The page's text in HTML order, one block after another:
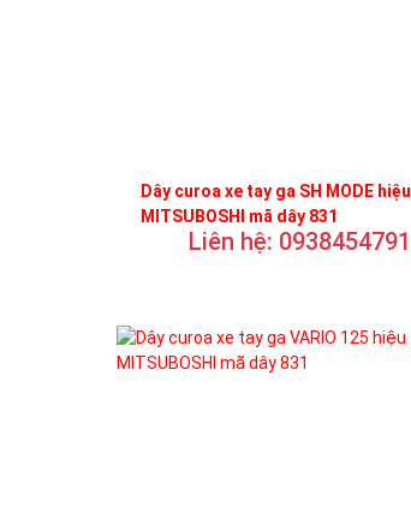
Dây curoa xe tay ga SH MODE hiệu
MITSUBOSHI mã dây 831
Liên hệ: 0938454791